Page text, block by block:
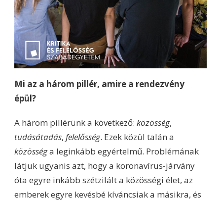
Mi az a három pillér, amire a rendezvény
épül?
A három pillérünk a következő: közösség,
tudásátadás, felelősség. Ezek közül talán a
közösséga leginkább egyértelmű. Problémának
látjuk ugyanis azt, hogy a koronavírus-járvány
óta egyre inkább szétzilált a közösségi élet, az
emberek egyre kevésbé kíváncsiak a másikra, és